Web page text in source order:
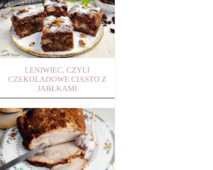
LENIWIEC, CZYLI
CZEKOLADOWE CIASTO Z
JABŁKAMI